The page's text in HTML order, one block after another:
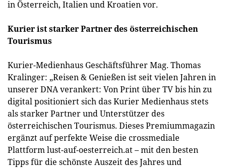
in Österreich, Italien und Kroatien vor.
Kurier ist starker Partner des österreichischen
Tourismus
Kurier-Medienhaus Geschäftsführer Mag. Thomas
Kralinger: „Reisen & Genießen ist seit vielen Jahren in
unserer DNA verankert: Von Print über TV bis hin zu
digital positioniert sich das Kurier Medienhaus stets
als starker Partner und Unterstützer des
österreichischen Tourismus. Dieses Premiummagazin
ergänzt auf perfekte Weise die crossmediale
Plattform lust-auf-oesterreich.at – mit den besten
Tipps für die schönste Auszeit des Jahres und